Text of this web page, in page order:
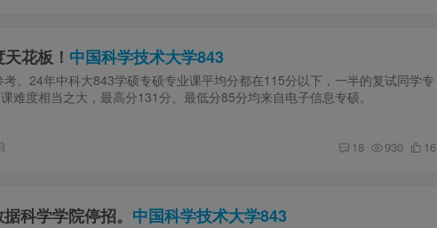
花板！ 中国科学技术大学843
。24年中科大843学硕专硕专业课平均分都在115分以下，一半的复试同学专
难度相当之大，最高分131分、最低分85分均来自电子信息专硕。
18 930 16
科学学院停招。 中国科学技术大学843